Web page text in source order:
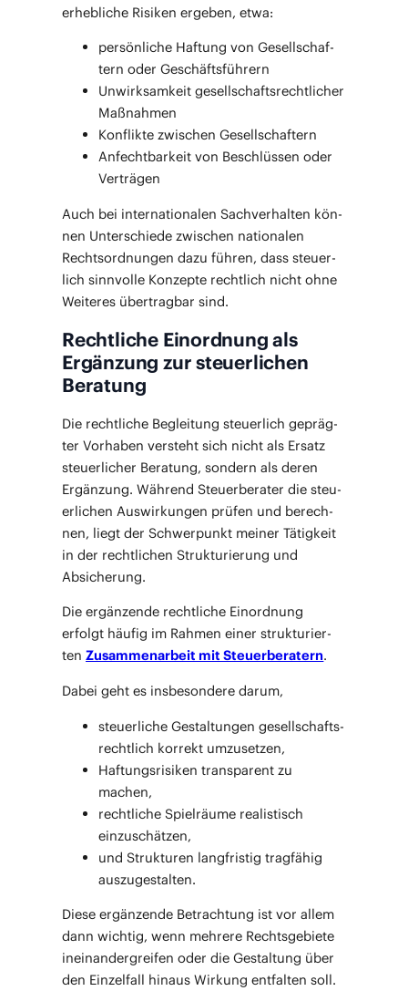
erheb­li­che Risi­ken erge­ben, etwa:
per­sön­li­che Haf­tung von Gesell­schaf­
tern oder Geschäftsführern
Unwirk­sam­keit gesell­schafts­recht­li­cher
Maßnahmen
Kon­flik­te zwi­schen Gesellschaftern
Anfecht­bar­keit von Beschlüs­sen oder
Verträgen
Auch bei inter­na­tio­na­len Sach­ver­hal­ten kön­
nen Unter­schie­de zwi­schen natio­na­len
Rechts­ord­nun­gen dazu füh­ren, dass steu­er­
lich sinn­vol­le Kon­zep­te recht­lich nicht ohne
Wei­te­res über­trag­bar sind.
Rechtliche Einordnung als
Ergänzung zur steuerlichen
Beratung
Die recht­li­che Beglei­tung steu­er­lich gepräg­
ter Vor­ha­ben ver­steht sich nicht als Ersatz
steu­er­li­cher Bera­tung, son­dern als deren
Ergän­zung. Wäh­rend Steu­er­be­ra­ter die steu­
er­li­chen Aus­wir­kun­gen prü­fen und berech­
nen, liegt der Schwer­punkt mei­ner Tätig­keit
in der recht­li­chen Struk­tu­rie­rung und
Absicherung.
Die ergän­zen­de recht­li­che Ein­ord­nung
erfolgt häu­fig im Rah­men einer struk­tu­rier­
tenZusam­men­ar­beit mit Steu­er­be­ra­tern.
Dabei geht es ins­be­son­de­re darum,
steu­er­li­che Gestal­tun­gen gesell­schafts­
recht­lich kor­rekt umzusetzen,
Haf­tungs­ri­si­ken trans­pa­rent zu
machen,
recht­li­che Spiel­räu­me rea­lis­tisch
einzuschätzen,
und Struk­tu­ren lang­fris­tig trag­fä­hig
auszugestalten.
Die­se ergän­zen­de Betrach­tung ist vor allem
dann wich­tig, wenn meh­re­re Rechts­ge­bie­te
inein­an­der­grei­fen oder die Gestal­tung über
den Ein­zel­fall hin­aus Wir­kung ent­fal­ten soll.